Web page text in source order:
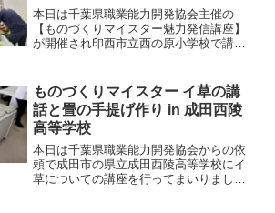
本日は千葉県職業能力開発協会主催の
【ものづくりマイスター魅力発信講座】
が開催され印西市立西の原小学校で講師
子（季節の和菓子）の3職種、ミニ畳製作
には6年生児童33名が参...
ものづくりマイスター イ草の講
話と畳の手提げ作り in 成田西陵
高等学校
本日は千葉県職業能力開発協会からの依
頼で成田市の県立成田西陵高等学校にイ
草についての講座を行ってまいりまし